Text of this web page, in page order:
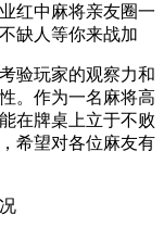
红中麻将亲友圈一
缺人等你来战加
验玩家的观察力和
。作为一名麻将高
在牌桌上立于不败
希望对各位麻友有